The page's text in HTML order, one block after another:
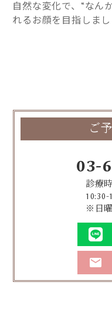
自然な変化で、“なん
れるお顔を目指しまし
ご
03-
診療
10:30-
※日
mail